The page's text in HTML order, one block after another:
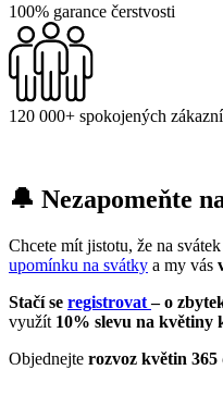
100% garance čerstvosti
120 000+ spokojených
🔔 Nezapomeňte
Chcete mít jistotu, že na
upomínku na svátky a my vás
Stačí se registrovat– o
využít 10% slevu na květiny
Objednejte rozvoz květin 365